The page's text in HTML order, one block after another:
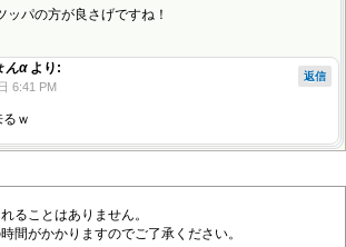
パの方が良さげですね！
んα より:
6:41 PM
ｗ
返信
ることはありません。
間がかかりますのでご了承ください。